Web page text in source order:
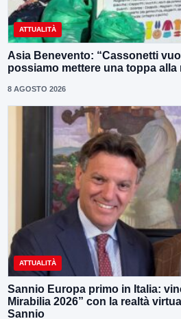
ATTUALITÀ
Asia Benevento: “Cassonetti
possiamo mettere una toppa alla
8 AGOSTO 2026
ATTUALITÀ
Sannio Europa primo in Italia:
Mirabilia 2026” con la realtà
Sannio